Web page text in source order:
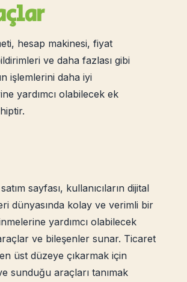
hesap makinesi, fiyat
ve daha fazlası gibi
işlemlerini daha iyi
yardımcı olabilecek ek
sayfası, kullanıcıların dijital
dünyasında kolay ve verimli bir
yardımcı olabilecek
ve bileşenler sunar. Ticaret
üst düzeye çıkarmak için
sunduğu araçları tanımak